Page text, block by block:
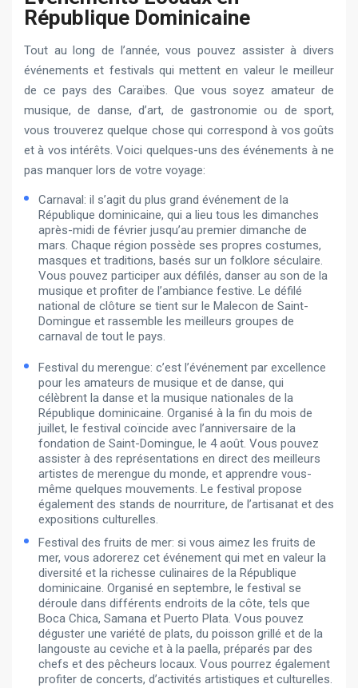
République Dominicaine
Tout au long de l’année, vous pouvez assister à divers
événements et festivals qui mettent en valeur le meilleur
de ce pays des Caraïbes. Que vous soyez amateur de
musique, de danse, d’art, de gastronomie ou de sport,
vous trouverez quelque chose qui correspond à vos goûts
et à vos intérêts. Voici quelques-uns des événements à ne
pas manquer lors de votre voyage:
Carnaval: il s’agit du plus grand événement de la
République dominicaine, qui a lieu tous les dimanches
après-midi de février jusqu’au premier dimanche de
mars. Chaque région possède ses propres costumes,
masques et traditions, basés sur un folklore séculaire.
Vous pouvez participer aux défilés, danser au son de la
musique et profiter de l’ambiance festive. Le défilé
national de clôture se tient sur le Malecon de Saint-
Domingue et rassemble les meilleurs groupes de
carnaval de tout le pays.
Festival du merengue: c’est l’événement par excellence
pour les amateurs de musique et de danse, qui
célèbrent la danse et la musique nationales de la
République dominicaine. Organisé à la fin du mois de
juillet, le festival coïncide avec l’anniversaire de la
fondation de Saint-Domingue, le 4 août. Vous pouvez
assister à des représentations en direct des meilleurs
artistes de merengue du monde, et apprendre vous-
même quelques mouvements. Le festival propose
également des stands de nourriture, de l’artisanat et des
expositions culturelles.
Festival des fruits de mer: si vous aimez les fruits de
mer, vous adorerez cet événement qui met en valeur la
diversité et la richesse culinaires de la République
dominicaine. Organisé en septembre, le festival se
déroule dans différents endroits de la côte, tels que
Boca Chica, Samana et Puerto Plata. Vous pouvez
déguster une variété de plats, du poisson grillé et de la
langouste au ceviche et à la paella, préparés par des
chefs et des pêcheurs locaux. Vous pourrez également
profiter de concerts, d’activités artistiques et culturelles.